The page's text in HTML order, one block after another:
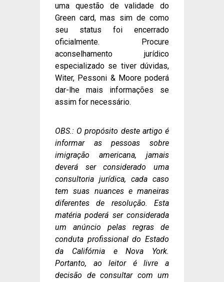
uma questão de validade do
Green card, mas sim de como
seu status foi encerrado
oficialmente. Procure
aconselhamento jurídico
especializado se tiver dúvidas,
Witer, Pessoni & Moore poderá
dar-lhe mais informações se
assim for necessário.
OBS.: O propósito deste artigo é
informar as pessoas sobre
imigração americana, jamais
deverá ser considerado uma
consultoria jurídica, cada caso
tem suas nuances e maneiras
diferentes de resolução. Esta
matéria poderá ser considerada
um anúncio pelas regras de
conduta profissional do Estado
da Califórnia e Nova York.
Portanto, ao leitor é livre a
decisão de consultar com um